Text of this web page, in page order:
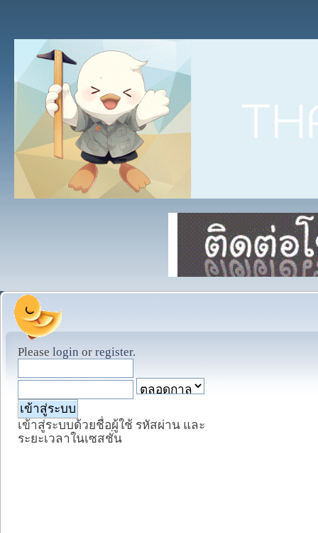
Please login or register.
เข้าสู่ระบบด้วยชื่อผู้ใช้ รหัสผ่าน และ
ระยะเวลาในเซสชั่น